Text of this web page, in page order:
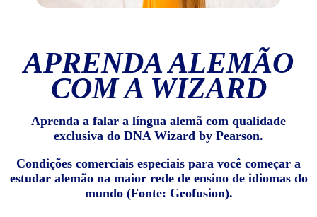
APRENDA ALEMÃO
COM A WIZARD
Aprenda a falar a língua alemã com qualidade
exclusiva do DNA Wizard by Pearson.
Condições comerciais especiais para você começar a
estudar alemão na maior rede de ensino de idiomas do
mundo (Fonte: Geofusion).